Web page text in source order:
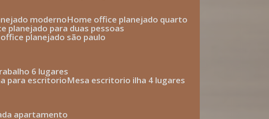
moderno home office planejado quarto
planejado para duas pessoas
office planejado são paulo
6 lugares
para escritorio mesa escritorio ilha 4 lugares
apartamento